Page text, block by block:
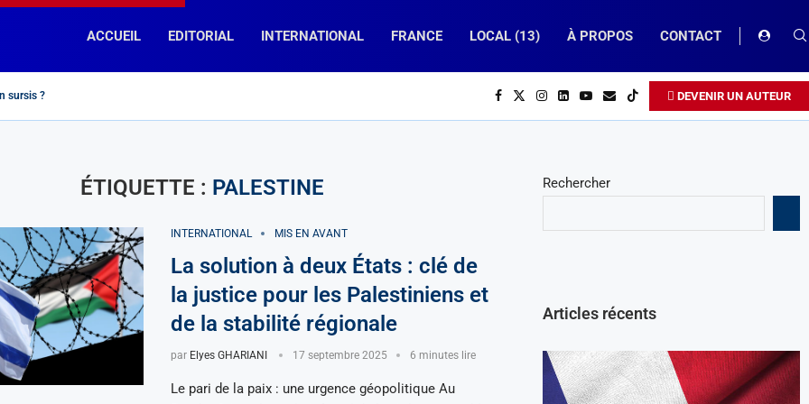
ACCUEIL EDITORIAL INTERNATIONAL FRANCE LOCAL (13) À PROPOS CONTACT
sursis ?
National » et « La France Insoumise », des chemins...
Kamil Mohamed, Premier ministre de Djibouti
: « fin de la divine idylle »...
encore un effort !macronienne telle un mouton de...
pour Napoléon
» dit-elle…en Afrique Subsaharienne?
t-elle en France (et ailleurs…) ?
DEVENIR UN AUTEUR
ÉTIQUETTE : PALESTINE
INTERNATIONAL MIS EN AVANT
La solution à deux États : clé de
la justice pour les Palestiniens et
de la stabilité régionale
par Elyes GHARIANI 17 septembre 2025 6 minutes lire
Le pari de la paix : une urgence géopolitique Au
Rechercher
Articles récents